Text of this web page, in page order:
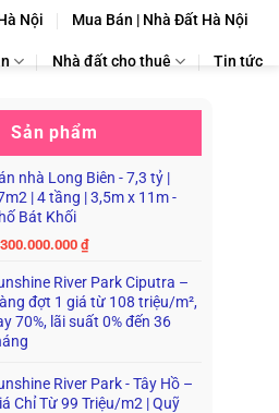
Nội Mua Bán | Nhà Đất Hà Nội
Nhà đất cho thuê Tin tức
Sản phẩm
nhà Long Biên - 7,3 tỷ |
| 4 tầng | 3,5m x 11m -
Bát Khối
₫
River Park Ciputra –
đợt 1 giá từ 108 triệu/m²,
70%, lãi suất 0% đến 36
River Park - Tây Hồ –
Chỉ Từ 99 Triệu/m2 | Quỹ